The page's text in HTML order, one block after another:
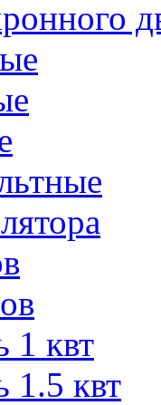
1 квт
квт